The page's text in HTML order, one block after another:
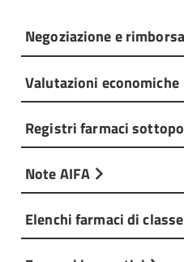
Negoziazione e
Valutazioni economiche
Registri farmaci
Note AIFA
Elenchi farmaci di